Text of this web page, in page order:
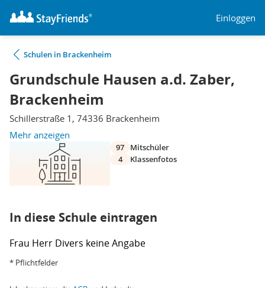
Einloggen
Schulen in Brackenheim
Grundschule Hausen a.d. Zaber,
Brackenheim
Schillerstraße 1, 74336 Brackenheim
Mehr anzeigen
97
Mitschüler
4
Klassenfotos
In diese Schule eintragen
Frau Herr Divers keine Angabe
* Pflichtfelder